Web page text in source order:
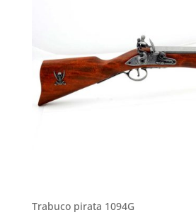
Trabuco pirata 1094G